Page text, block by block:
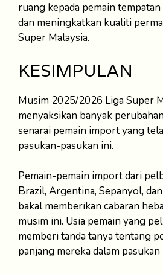
ruang kepada pemain
dan meningkatkan kualiti
Super Malaysia.
KESIMPULAN
Musim 2025/2026 Liga Super
menyaksikan banyak
senarai pemain import yang
pasukan-pasukan ini.
Pemain-pemain import dari
Brazil, Argentina, Sepanyol,
bakal memberikan cabaran
musim ini. Usia pemain yang
memberi tanda tanya tentang
panjang mereka dalam